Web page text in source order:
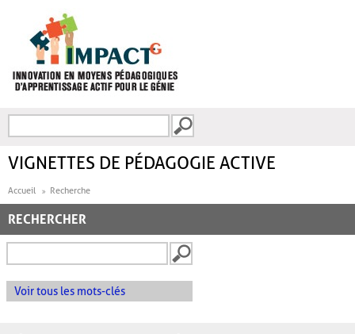
FORMULAIRE DE
VIGNETTES DE PÉDAGOGIE ACTIVE
Accueil Recherche
RECHERCHER
Voir tous les mots-clés